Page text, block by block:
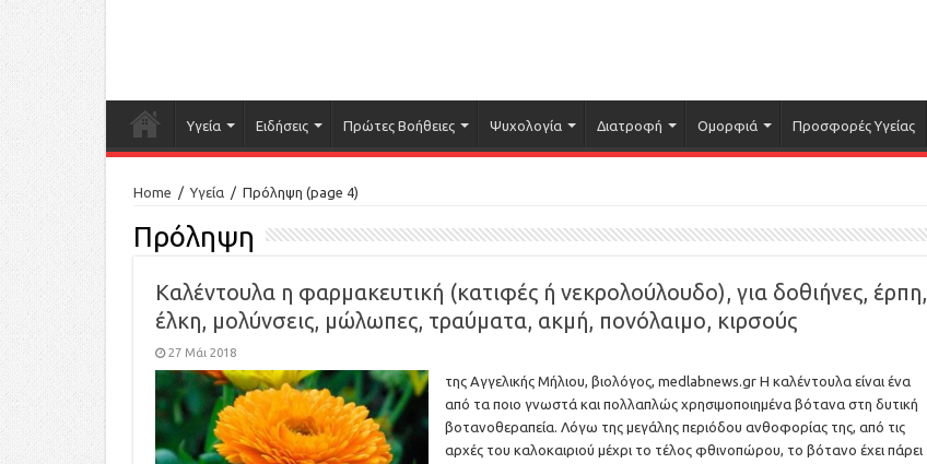
Υγεία Ειδήσεις Πρώτες Βοήθειες Ψυχολογία Διατροφή Ομορφιά Προσφορές Υγείας
Home / Υγεία / Πρόληψη (page 4)
Πρόληψη
Καλέντουλα η φαρμακευτική (κατιφές ή νεκρολούλουδο), για δοθιήνες, έρπη,
έλκη, μολύνσεις, μώλωπες, τραύματα, ακμή, πονόλαιμο, κιρσούς
27 Μάι 2018
της Αγγελικής Μήλιου, βιολόγος, medlabnews.gr Η καλέντουλα είναι ένα
από τα ποιο γνωστά και πολλαπλώς χρησιμοποιημένα βότανα στη δυτική
βοτανοθεραπεία. Λόγω της μεγάλης περιόδου ανθοφορίας της, από τις
αρχές του καλοκαιριού μέχρι το τέλος φθινοπώρου, το βότανο έχει πάρει